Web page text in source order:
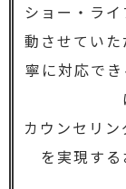
ショー・ラ
動させてい
寧に対応で
カウンセリ
を実現する